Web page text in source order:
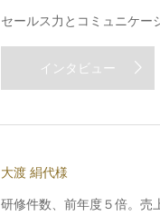
セールス力とコミュニケー
インタビュー
大渡 絹代様
研修件数、前年度５倍。売